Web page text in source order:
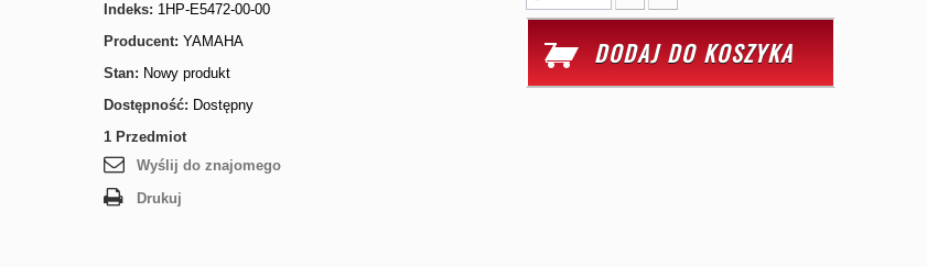
Indeks: 1HP-E5472-00-00
Producent: YAMAHA
Stan: Nowy produkt
Dostępność: Dostępny
1 Przedmiot
Wyślij do znajomego
Drukuj
DODAJ DO KOSZYKA